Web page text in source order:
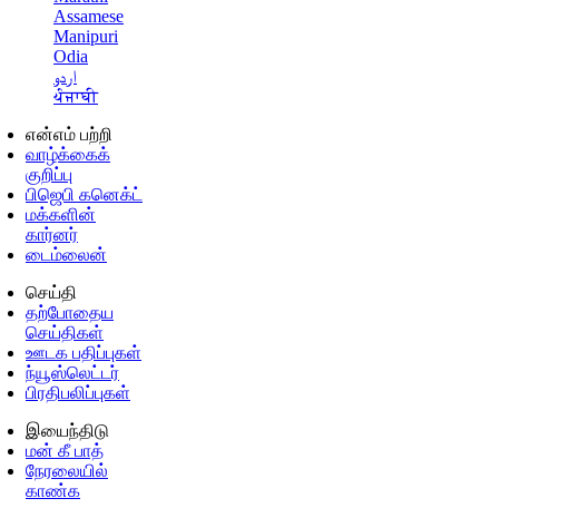
Assamese
Manipuri
Odia
اردو
ਪੰਜਾਬੀ
என்எம் பற்றி
வாழ்க்கைக்
குறிப்பு
பிஜெபி கனெக்ட்
மக்களின்
கார்னர்
டைம்லைன்
செய்தி
தற்போதைய
செய்திகள்
ஊடக பதிப்புகள்
ந்யூஸ்லெட்டர்
பிரதிபலிப்புகள்
இயைந்திடு
மன் கீ பாத்
நேரலையில்
காண்க